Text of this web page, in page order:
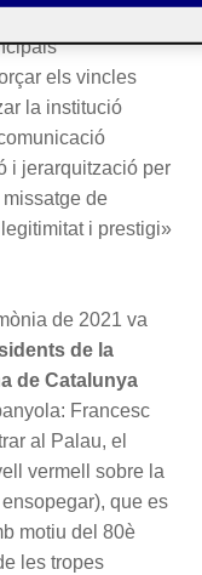
els vincles
la institució
i jerarquització per
de
i prestigi»
de 2021 va
de la
de Catalunya
Francesc
al Palau, el
vermell sobre la
que es
motiu del 80è
les tropes